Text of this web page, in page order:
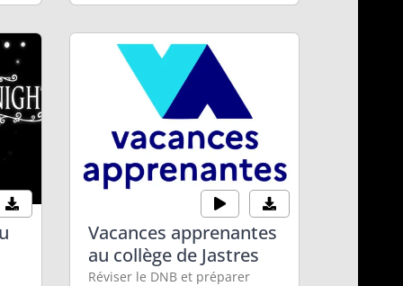
Vacances apprenantes
au collège de Jastres
Réviser le DNB et préparer